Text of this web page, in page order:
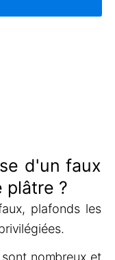
d'un faux
plâtre ?
plafonds les
nombreux et